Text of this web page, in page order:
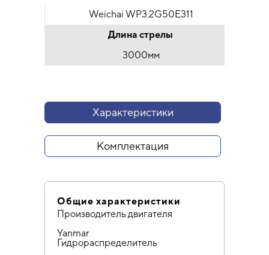
Weichai WP3.2G50E311
Длина стрелы
3000мм
Характеристики
Комплектация
Общие характеристики
Производитель двигателя
Yanmar
Гидрораспределитель